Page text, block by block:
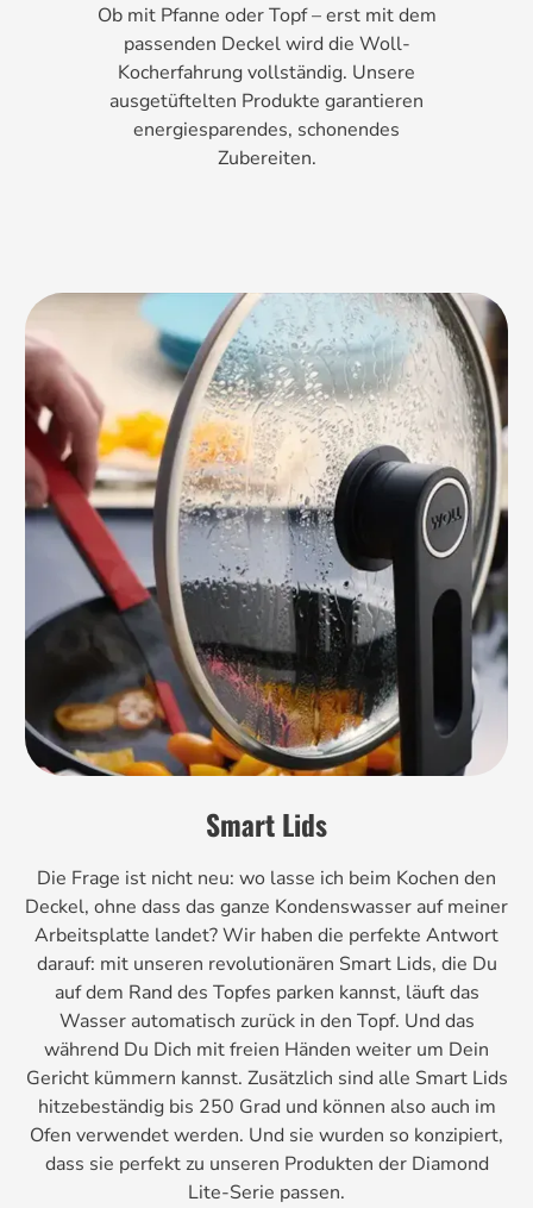
Ob mit Pfanne oder Topf – erst mit dem
passenden Deckel wird die Woll-
Kocherfahrung vollständig. Unsere
ausgetüftelten Produkte garantieren
energiesparendes, schonendes
Zubereiten.
Smart Lids
Die Frage ist nicht neu: wo lasse ich beim Kochen den
Deckel, ohne dass das ganze Kondenswasser auf meiner
Arbeitsplatte landet? Wir haben die perfekte Antwort
darauf: mit unseren revolutionären Smart Lids, die Du
auf dem Rand des Topfes parken kannst, läuft das
Wasser automatisch zurück in den Topf. Und das
während Du Dich mit freien Händen weiter um Dein
Gericht kümmern kannst. Zusätzlich sind alle Smart Lids
hitzebeständig bis 250 Grad und können also auch im
Ofen verwendet werden. Und sie wurden so konzipiert,
dass sie perfekt zu unseren Produkten der Diamond
Lite-Serie passen.